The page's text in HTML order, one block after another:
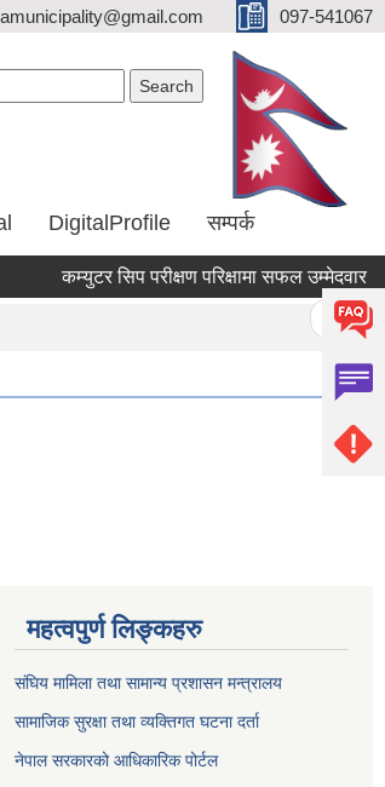
097-541067
DigitalProfile सम्पर्क
कम्युटर सिप परीक्षण परिक्षामा सफल उम्मेदवार
« first
महत्वपुर्ण लिङ्कहरु
संघिय मामिला तथा सामान्य प्रशासन मन्त्रालय
सामाजिक सुरक्षा तथा व्यक्तिगत घटना दर्ता
नेपाल सरकारको आधिकारिक पोर्टल